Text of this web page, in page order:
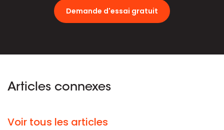
Demande d'essai gratuit
Articles connexes
Voir tous les articles